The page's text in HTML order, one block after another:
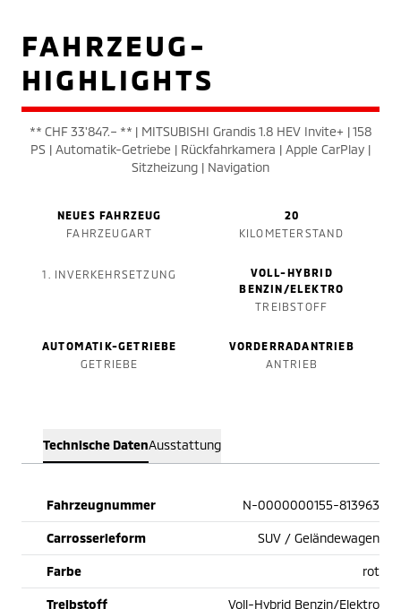
FAHRZEUG-
HIGHLIGHTS
** CHF 33'847.– ** | MITSUBISHI Grandis 1.8 HEV Invite+ | 158
PS | Automatik-Getriebe | Rückfahrkamera | Apple CarPlay |
Sitzheizung | Navigation
NEUES FAHRZEUG
FAHRZEUGART
20
KILOMETERSTAND
1. INVERKEHRSETZUNG
VOLL-HYBRID
BENZIN/ELEKTRO
TREIBSTOFF
AUTOMATIK-GETRIEBE
GETRIEBE
VORDERRADANTRIEB
ANTRIEB
Technische DatenAusstattung
Fahrzeugnummer N-0000000155-813963
Carrosserieform SUV / Geländewagen
Farbe rot
Treibstoff Voll-Hybrid Benzin/Elektro